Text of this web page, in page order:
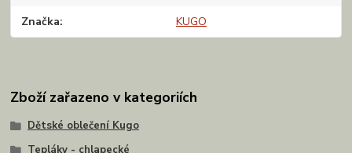
Značka KUGO
Zboží zařazeno v kategoriích
Dětské oblečení Kugo
Tepláky - chlapecké